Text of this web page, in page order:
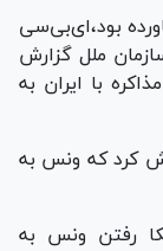
بود،‌ای‌بی‌سی
ملل گزارش
با ایران به
کرد که ونس به
رفتن ونس به